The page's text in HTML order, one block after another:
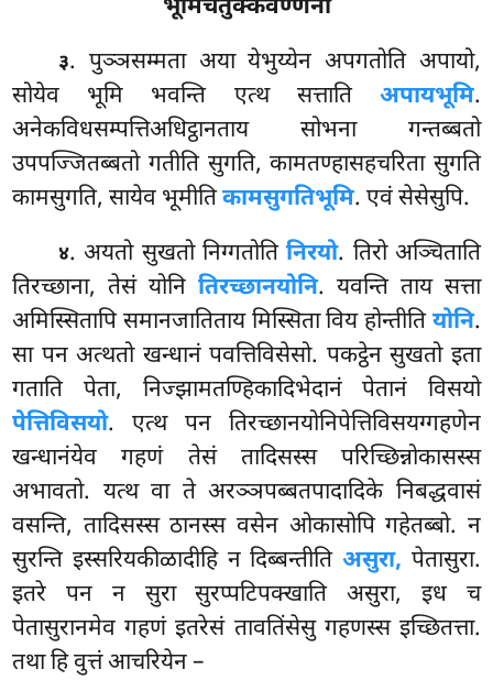
भूमिचतुक्कवण्णना
३. पुञ्ञसम्मता अया येभुय्येन अपगतोति अपायो,
सोयेव भूमि भवन्ति एत्थ सत्ताति अपायभूमि.
अनेकविधसम्पत्तिअधिट्ठानताय सोभना गन्तब्बतो
उपपज्जितब्बतो गतीति सुगति, कामतण्हासहचरिता सुगति
कामसुगति, सायेव भूमीतिकामसुगतिभूमि. एवं सेसेसुपि.
४. अयतो सुखतो निग्गतोतिनिरयो. तिरो अञ्चिताति
तिरच्छाना, तेसं योनि तिरच्छानयोनि. यवन्ति ताय सत्ता
अमिस्सितापि समानजातिताय मिस्सिता विय होन्तीतियोनि.
सा पन अत्थतो खन्धानं पवत्तिविसेसो. पकट्ठेन सुखतो इता
गताति पेता, निज्झामतण्हिकादिभेदानं पेतानं विसयो
पेत्तिविसयो. एत्थ पन तिरच्छानयोनिपेत्तिविसयग्गहणेन
खन्धानंयेव गहणं तेसं तादिसस्स परिच्छिन्नोकासस्स
अभावतो. यत्थ वा ते अरञ्ञपब्बतपादादिके निबद्धवासं
वसन्ति, तादिसस्स ठानस्स वसेन ओकासोपि गहेतब्बो. न
सुरन्ति इस्सरियकीळादीहि न दिब्बन्तीतिअसुरा, पेतासुरा.
इतरे पन न सुरा सुरप्पटिपक्खाति असुरा, इध च
पेतासुरानमेव गहणं इतरेसं तावतिंसेसु गहणस्स इच्छितत्ता.
तथा हि वुत्तं आचरियेन –